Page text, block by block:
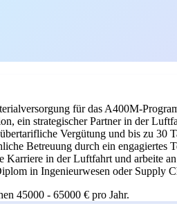
für das A400M-
ein strategischer Partner in der
Vergütung und bis zu 30
Betreuung durch ein engagiertes
Karriere in der Luftfahrt und arbeite
in Ingenieurwesen oder Supply
45000 - 65000 € pro Jahr.